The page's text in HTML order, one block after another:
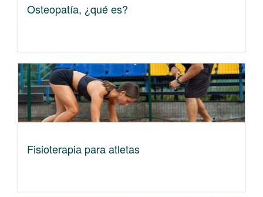
Osteopatía, ¿qué es?
Fisioterapia para atletas